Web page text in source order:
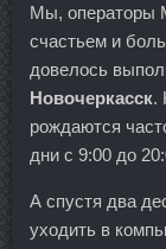
Мы, операторы
счастьем и
довелось
Новочеркасск.
рождаются
дни с 9:00 до
А спустя два
уходить в